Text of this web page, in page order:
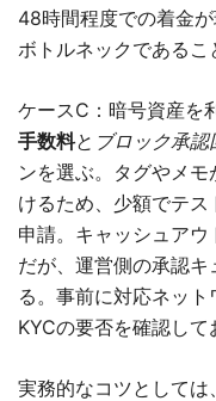
48時間程度での着金
ボトルネックであるこ
ケースC：暗号資産を
手数料と ブロック承認
ンを選ぶ。タグやメ
けるため、少額でテ
申請。キャッシュア
だが、運営側の承認
る。事前に対応ネッ
KYCの要否を確認して
実務的なコツとしては